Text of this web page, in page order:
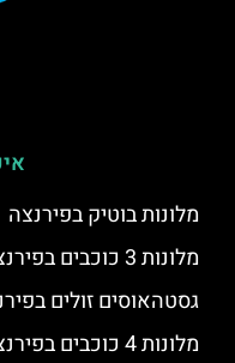
מלונות בוטיק בפירנצה
מלונות 3 כוכבים בפירנצה
גסטהאוסים זולים
מלונות 4 כוכבים בפירנצה